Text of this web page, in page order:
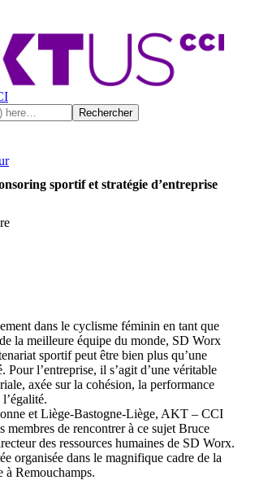
sportif et stratégie d’entreprise
dans le cyclisme féminin en tant que
la meilleure équipe du monde, SD Worx
sportif peut être bien plus qu’une
Pour l’entreprise, il s’agit d’une véritable
axée sur la cohésion, la performance
et Liège-Bastogne-Liège, AKT – CCI
membres de rencontrer à ce sujet Bruce
des ressources humaines de SD Worx.
organisée dans le magnifique cadre de la
Remouchamps.